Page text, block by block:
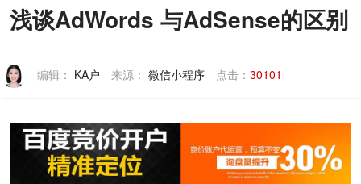
浅谈AdWords 与AdSense的区别
编辑： KA户 来源： 微信小程序 点击： 30101